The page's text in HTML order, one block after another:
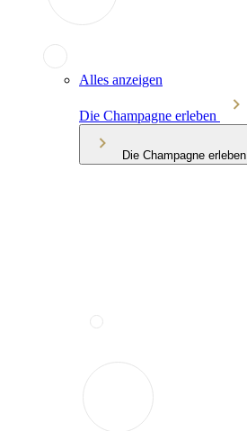
Alles anzeigen
Die Champagne erleben
Die Champagne erleben